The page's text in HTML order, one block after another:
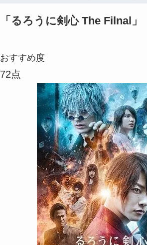
「るろうに剣心 The Filnal」
おすすめ度
72点